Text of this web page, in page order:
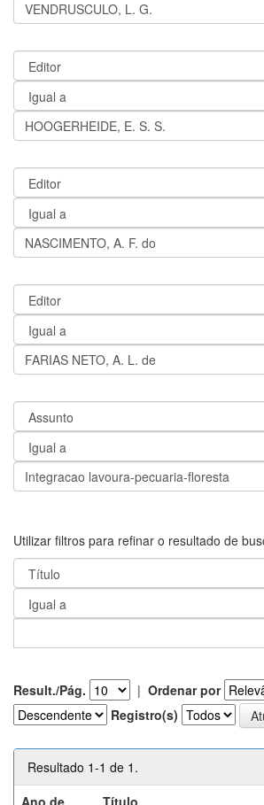
Utilizar filtros para refinar o resultado de
Result./Pág. | Ordenar por
Registro(s)
Resultado 1-1 de 1.
Ano de
Título